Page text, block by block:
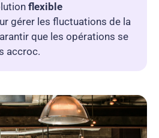
flexible
gérer les fluctuations de la
que les opérations se
accroc.